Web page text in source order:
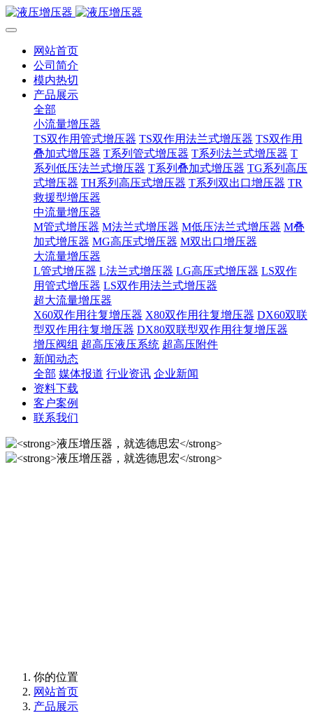
网站首页
公司简介
模内热切
产品展示
全部
小流量增压器
TS双作用管式增压器 TS双作用法兰式增压器 TS双作用
叠加式增压器 T系列管式增压器 T系列法兰式增压器 T
系列低压法兰式增压器 T系列叠加式增压器 TG系列高压
式增压器 TH系列高压式增压器 T系列双出口增压器 TR
救援型增压器
中流量增压器
M管式增压器 M法兰式增压器 M低压法兰式增压器 M叠
加式增压器 MG高压式增压器 M双出口增压器
大流量增压器
L管式增压器 L法兰式增压器 LG高压式增压器 LS双作
用管式增压器 LS双作用法兰式增压器
超大流量增压器
X60双作用往复增压器 X80双作用往复增压器 DX60双联
型双作用往复增压器 DX80双联型双作用往复增压器
增压阀组 超高压液压系统 超高压附件
新闻动态
全部 媒体报道 行业资讯 企业新闻
资料下载
客户案例
联系我们
你的位置
网站首页
产品展示